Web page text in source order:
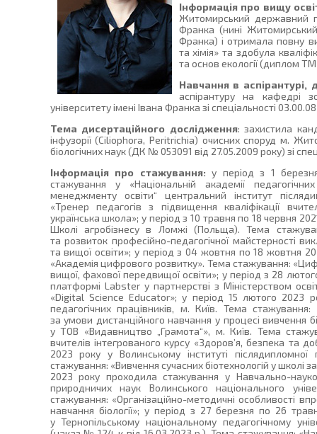
Інформація про вищу
Житомирський державний
Франка (нині
Франка) і отримала повну
та хімія» та здобула
та основ екології (диплом
Навчання в аспірантурі,
аспірантуру на кафедрі
університету імені Івана Франка зі спеціальності
Тема дисертаційного дослідження: захистила
інфузорії (Ciliophora, Peritrichia) очисних споруд м.
біологічних наук (ДК № 053091 від 27.05.2009 року) зі
Інформація про стажування: у період з 1
стажування у «Національній академії
менеджменту освіти“ центральний інститут
«Тренер педагогів з підвищення кваліфікації
українська школа»; у період з 10 травня по 18 червня
Школі агробізнесу в Ломжі (Польща). Тема
та розвиток професійно-педагогічної майстерності
та вищої освіти»; у період з 04 жовтня по 18 жовтня
«Академія цифрового розвитку». Тема стажування:
вищої, фахової передвищої освіти»; у період з 28
платформі Labster у партнерстві з Міністерством
«Digital Science Educator»; у період 15 лютого 2023
педагогічних працівників, м. Київ. Тема
за умови дистанційного навчання у процесі вивчення
у ТОВ «Видавництво „Грамота“», м. Київ. Тема
вчителів інтегрованого курсу «Здоров’я, безпека та
2023 року у Волинському інституті
стажування: «Вивчення сучасних біотехнологій у
2023 року проходила стажування у Навчально-
природничих наук Волинського національного
стажування: «Організаційно-методичні особливості
навчання біології»; у період з 27 березня по 26
у Тернопільському національному педагогічному